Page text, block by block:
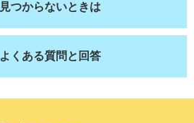
見つからないときは
よくある質問と回答